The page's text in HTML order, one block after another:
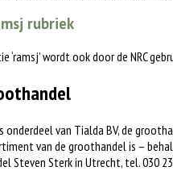
rubriek
‘ramsj’ wordt ook door de NRC
onderdeel van Tialda BV, de
van de groothandel is –
Steven Sterk in Utrecht, tel. 030